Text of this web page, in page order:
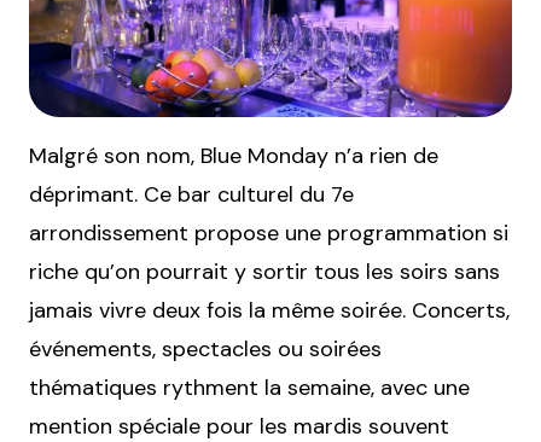
Malgré son nom, Blue Monday n’a rien de
déprimant. Ce bar culturel du 7e
arrondissement propose une programmation si
riche qu’on pourrait y sortir tous les soirs sans
jamais vivre deux fois la même soirée. Concerts,
événements, spectacles ou soirées
thématiques rythment la semaine, avec une
mention spéciale pour les mardis souvent